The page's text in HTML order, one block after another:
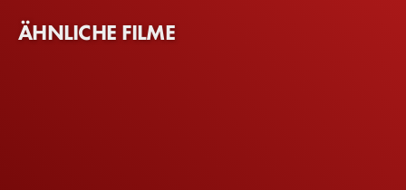
ÄHNLICHE FILME